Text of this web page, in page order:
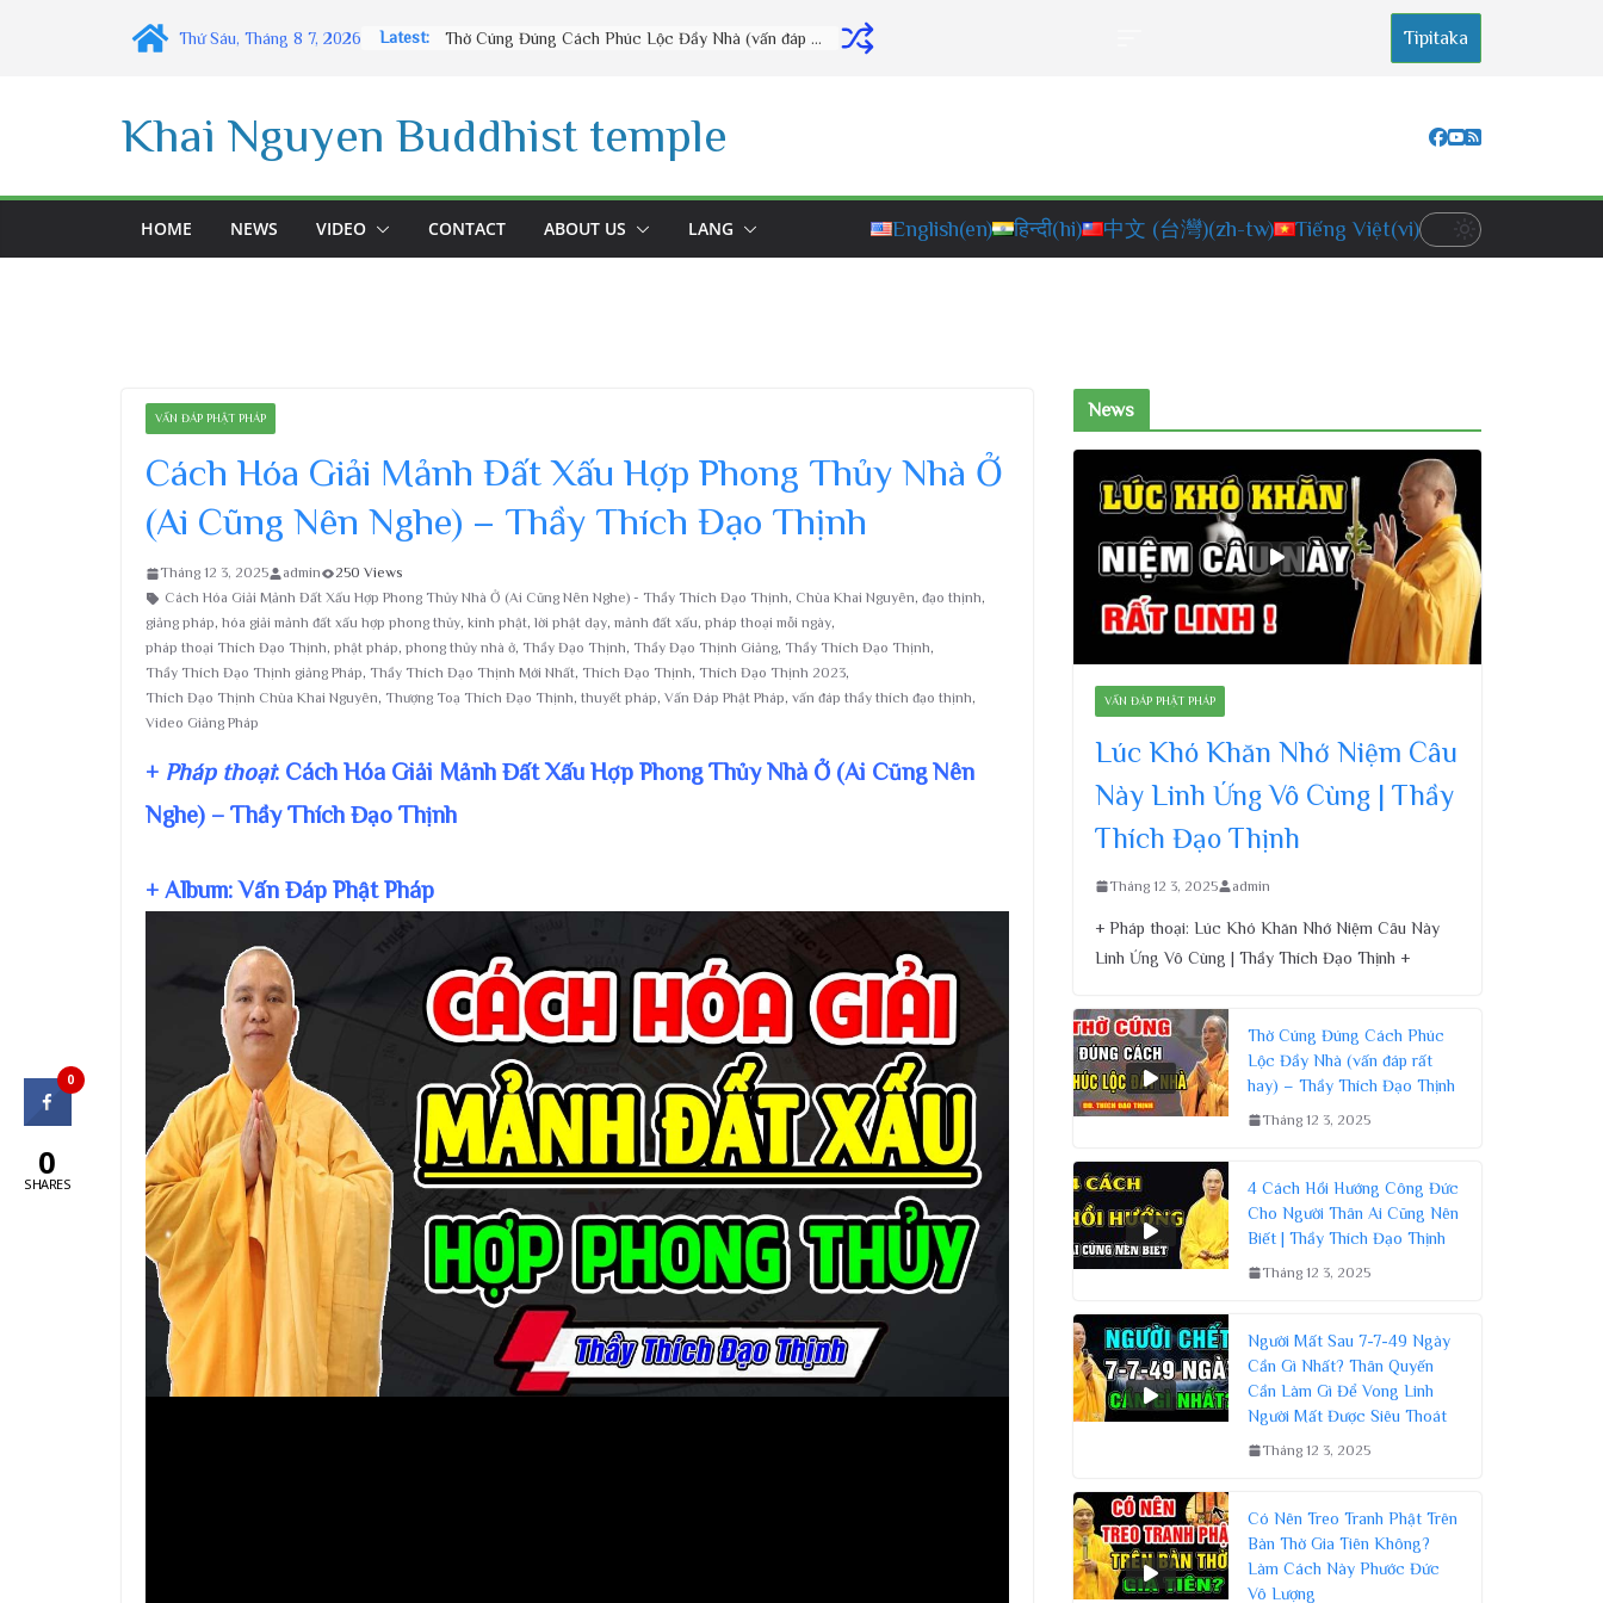
Thứ Sáu, Tháng 8 7, 2026 Latest: Thờ Cúng Đúng Cách Phúc Lộc Đầy Nhà (vấn đáp rất hay) – Thầy Thích Đạo Thịnh Tipitaka
Khai Nguyen Buddhist temple
HOME NEWS VIDEO CONTACT ABOUT US LANG English(en) हिन्दी(hi) 中文 (台灣)(zh-tw) Tiếng Việt(vi)
VẤN ĐÁP PHẬT PHÁP
Cách Hóa Giải Mảnh Đất Xấu Hợp Phong Thủy Nhà Ở
(Ai Cũng Nên Nghe) – Thầy Thích Đạo Thịnh
Tháng 12 3, 2025 admin
250 Views
Cách Hóa Giải Mảnh Đất Xấu Hợp Phong Thủy Nhà Ở (Ai Cũng Nên Nghe) - Thầy Thích Đạo Thịnh, Chùa Khai Nguyên, đạo thịnh,
giảng pháp, hóa giải mảnh đất xấu hợp phong thủy, kinh phật, lời phật dạy, mảnh đất xấu, pháp thoại mỗi ngày,
pháp thoại Thích Đạo Thịnh, phật pháp, phong thủy nhà ở, Thầy Đạo Thịnh, Thầy Đạo Thịnh Giảng, Thầy Thích Đạo Thịnh,
Thầy Thích Đạo Thịnh giảng Pháp, Thầy Thích Đạo Thịnh Mới Nhất, Thích Đạo Thịnh, Thích Đạo Thịnh 2023,
Thích Đạo Thịnh Chùa Khai Nguyên, Thượng Toạ Thích Đạo Thịnh, thuyết pháp, Vấn Đáp Phật Pháp, vấn đáp thầy thích đạo thịnh,
Video Giảng Pháp
+ Pháp thoại: Cách Hóa Giải Mảnh Đất Xấu Hợp Phong Thủy Nhà Ở (Ai Cũng Nên
Nghe) – Thầy Thích Đạo Thịnh
+ Album: Vấn Đáp Phật Pháp
News
VẤN ĐÁP PHẬT PHÁP
Lúc Khó Khăn Nhớ Niệm Câu
Này Linh Ứng Vô Cùng | Thầy
Thích Đạo Thịnh
Tháng 12 3, 2025 admin
+ Pháp thoại: Lúc Khó Khăn Nhớ Niệm Câu Này
Linh Ứng Vô Cùng | Thầy Thích Đạo Thịnh +
Thờ Cúng Đúng Cách Phúc
Lộc Đầy Nhà (vấn đáp rất
hay) – Thầy Thích Đạo Thịnh
Tháng 12 3, 2025
4 Cách Hồi Hướng Công Đức
Cho Người Thân Ai Cũng Nên
Biết | Thầy Thích Đạo Thịnh
Tháng 12 3, 2025
Người Mất Sau 7-7-49 Ngày
Cần Gì Nhất? Thân Quyến
Cần Làm Gì Để Vong Linh
Người Mất Được Siêu Thoát
Tháng 12 3, 2025
Có Nên Treo Tranh Phật Trên
Bàn Thờ Gia Tiên Không?
Làm Cách Này Phước Đức
Vô Lượng
0
0
SHARES